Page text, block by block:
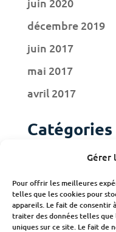
Gérer
Pour offrir les meilleures
telles que les cookies pour
appareils. Le fait de consentir
traiter des données telles
uniques sur ce site. Le fait de
décembre 2019
juin 2017
mai 2017
avril 2017
Catégories
Publications